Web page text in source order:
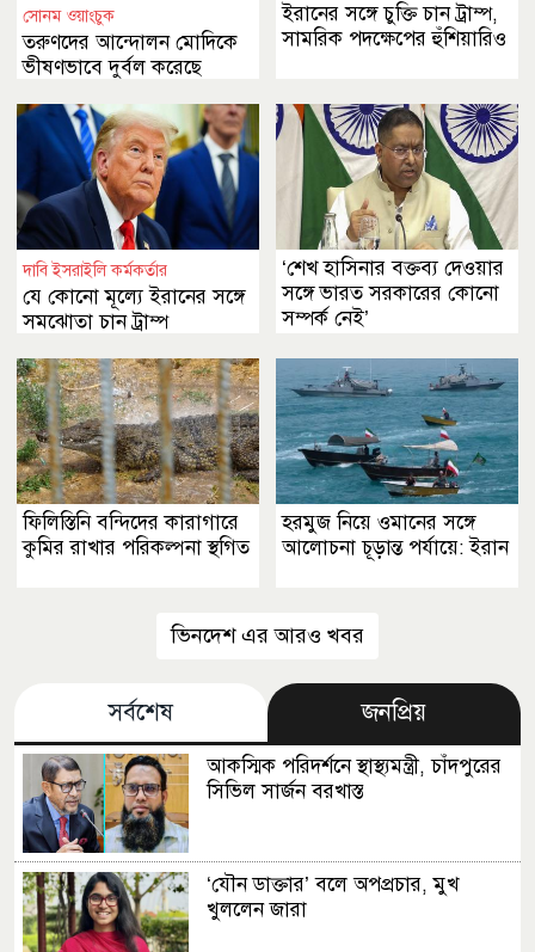
সোনম ওয়াংচুক
তরুণদের আন্দোলন মোদিকে
ভীষণভাবে দুর্বল করেছে
ইরানের সঙ্গে চুক্তি চান ট্রাম্প,
সামরিক পদক্ষেপের হুঁশিয়ারিও
দাবি ইসরাইলি কর্মকর্তার
যে কোনো মূল্যে ইরানের সঙ্গে
সমঝোতা চান ট্রাম্প
‘শেখ হাসিনার বক্তব্য দেওয়ার
সঙ্গে ভারত সরকারের কোনো
সম্পর্ক নেই’
ফিলিস্তিনি বন্দিদের কারাগারে
কুমির রাখার পরিকল্পনা স্থগিত
হরমুজ নিয়ে ওমানের সঙ্গে
আলোচনা চূড়ান্ত পর্যায়ে: ইরান
ভিনদেশ এর আরও খবর
সর্বশেষ জনপ্রিয়
আকস্মিক পরিদর্শনে স্থাস্থ্যমন্ত্রী, চাঁদপুরের
সিভিল সার্জন বরখাস্ত
‘যৌন ডাক্তার’ বলে অপপ্রচার, মুখ
খুললেন জারা